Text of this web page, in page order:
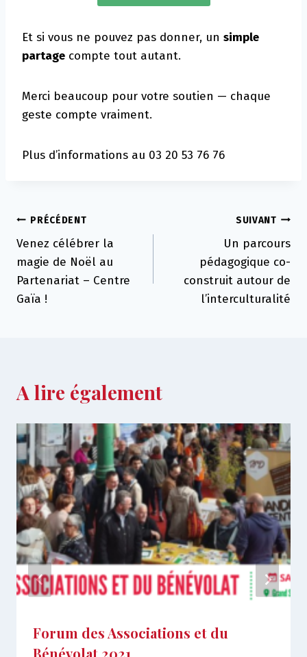
Et si vous ne pouvez pas donner, un simple
partage compte tout autant.
Merci beaucoup pour votre soutien — chaque
geste compte vraiment.
Plus d’informations au 03 20 53 76 76
Navigation
de
l’article
PRÉCÉDENT
Venez célébrer la
magie de Noël au
Partenariat – Centre
Gaïa !
SUIVANT
Un parcours
pédagogique co-
construit autour de
l’interculturalité
A lire également
Forum des Associations et du
Bénévolat 2021